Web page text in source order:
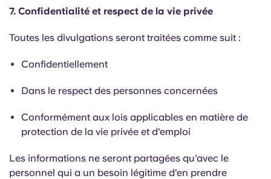
7. Confidentialité et respect de la vie privée
Toutes les divulgations seront traitées comme suit :
Confidentiellement
Dans le respect des personnes concernées
Conformément aux lois applicables en matière de
protection de la vie privée et d'emploi
Les informations ne seront partagées qu'avec le
personnel qui a un besoin légitime d'en prendre